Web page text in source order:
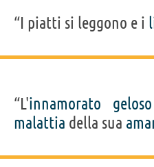
“I piatti si leggono e i
“L'innamorato geloso
malattia della sua